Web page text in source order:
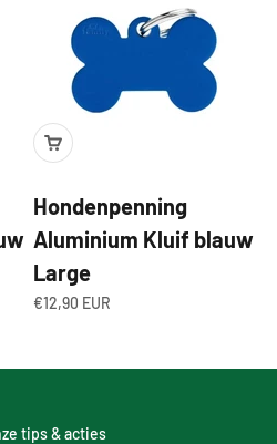
Hondenpenning
Aluminium Kluif blauw
Large
Aanbiedingsprijs
€12,90 EUR
tips & acties